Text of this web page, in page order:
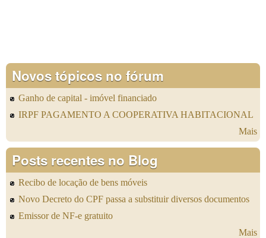
Novos tópicos no fórum
Ganho de capital - imóvel financiado
IRPF PAGAMENTO A COOPERATIVA HABITACIONAL
Mais
Posts recentes no Blog
Recibo de locação de bens móveis
Novo Decreto do CPF passa a substituir diversos documentos
Emissor de NF-e gratuito
Mais